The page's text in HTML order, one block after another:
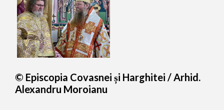
© Episcopia Covasnei și Harghitei / Arhid.
Alexandru Moroianu